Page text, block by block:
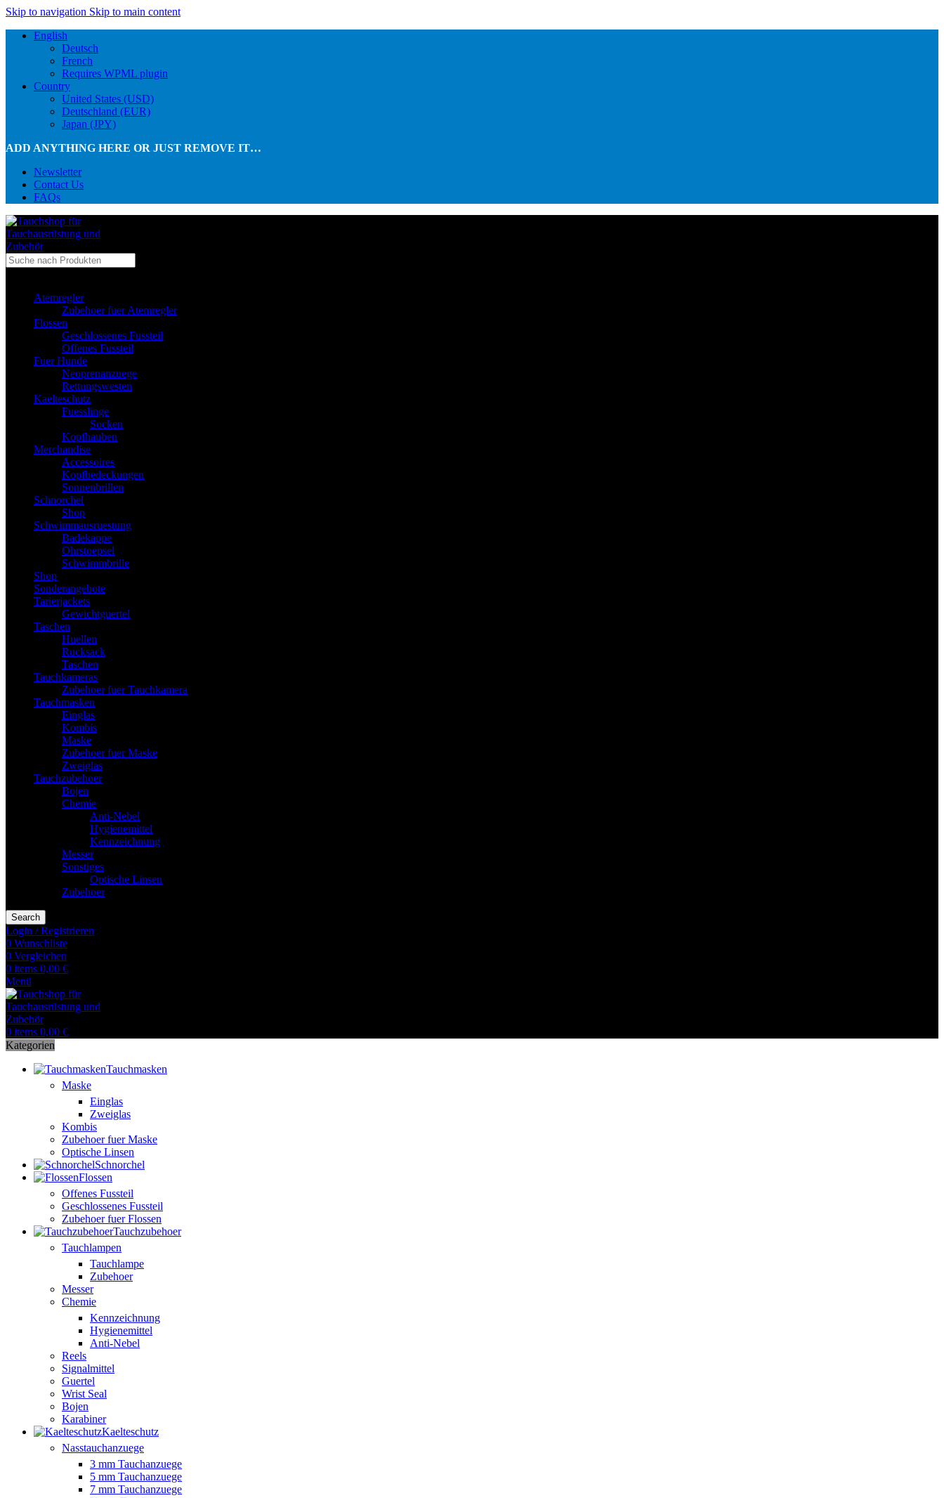
Skip to navigation Skip to main content
English
Deutsch
French
Requires WPML plugin
Country
United States (USD)
Deutschland (EUR)
Japan (JPY)
ADD ANYTHING HERE OR JUST REMOVE IT…
Newsletter
Contact Us
FAQs
Atemregler
Zubehoer fuer Atemregler
Flossen
Geschlossenes Fussteil
Offenes Fussteil
Fuer Hunde
Neoprenanzuege
Rettungswesten
Kaelteschutz
Fuesslinge
Socken
Kopfhauben
Merchandise
Accessoires
Kopfbedeckungen
Sonnenbrillen
Schnorchel
Shop
Schwimmausruestung
Badekappe
Ohrstoepsel
Schwimmbrille
Shop
Sonderangebote
Tarierjackets
Gewichtguertel
Taschen
Huellen
Rucksack
Taschen
Tauchkameras
Zubehoer fuer Tauchkamera
Tauchmasken
Einglas
Kombis
Maske
Zubehoer fuer Maske
Zweiglas
Tauchzubehoer
Bojen
Chemie
Anti-Nebel
Hygienemittel
Kennzeichnung
Messer
Sonstiges
Optische Linsen
Zubehoer
Search
Login / Registrieren
0 Wunschliste
0 Vergleichen
0 items 0,00 €
Menü
0 items 0,00 €
Kategorien
Tauchmasken
Maske
Einglas
Zweiglas
Kombis
Zubehoer fuer Maske
Optische Linsen
Schnorchel
Flossen
Offenes Fussteil
Geschlossenes Fussteil
Zubehoer fuer Flossen
Tauchzubehoer
Tauchlampen
Tauchlampe
Zubehoer
Messer
Chemie
Kennzeichnung
Hygienemittel
Anti-Nebel
Reels
Signalmittel
Guertel
Wrist Seal
Bojen
Karabiner
Kaelteschutz
Nasstauchanzuege
3 mm Tauchanzuege
5 mm Tauchanzuege
7 mm Tauchanzuege